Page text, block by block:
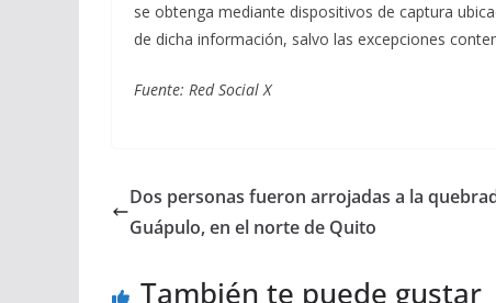
se obtenga mediante dispositivos de captura
de dicha información, salvo las excepciones
Fuente: Red Social X
Dos personas fueron arrojadas a la
Guápulo, en el norte de Quito
También te puede gustar